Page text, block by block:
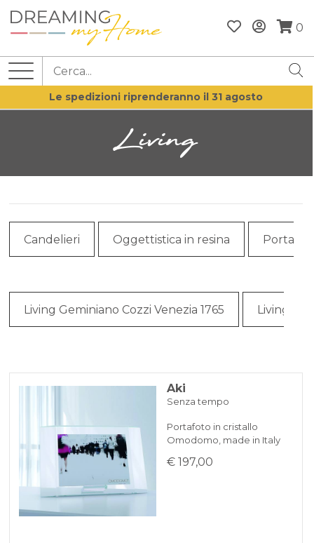
0
Le spedizioni riprenderanno il 31 agosto
Living
Candelieri Oggettistica in resina
Living Geminiano Cozzi Venezia 1765 Living
Aki
Senza tempo
Portafoto in cristallo
Omodomo, made in Italy
€ 197,00